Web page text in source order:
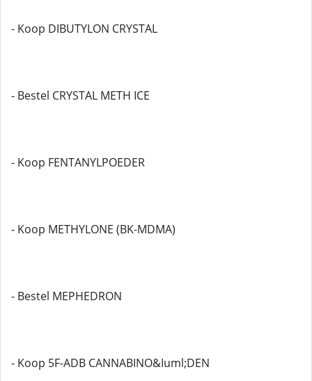
- Koop DIBUTYLON CRYSTAL
- Bestel CRYSTAL METH ICE
- Koop FENTANYLPOEDER
- Koop METHYLONE (BK-MDMA)
- Bestel MEPHEDRON
- Koop 5F-ADB CANNABINO&Iuml;DEN